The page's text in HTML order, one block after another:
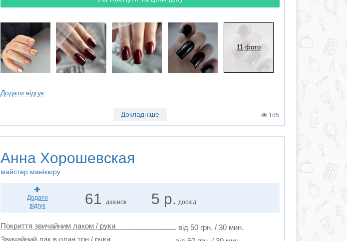
11 фото
Додати відгук
Докладніше 185
Анна Хорошевская
майстер манікюру
Додати
відгук
61 дзвінок 5 р. досвід
Покриття звичайним лаком / руки
від 50 грн. / 30 мин.
Звичайний лак в один тон / руки